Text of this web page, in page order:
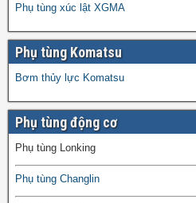
Phụ tùng xúc lật XGMA
Phụ tùng Komatsu
Bơm thủy lực Komatsu
Phụ tùng động cơ
Phụ tùng Lonking
Phụ tùng Changlin